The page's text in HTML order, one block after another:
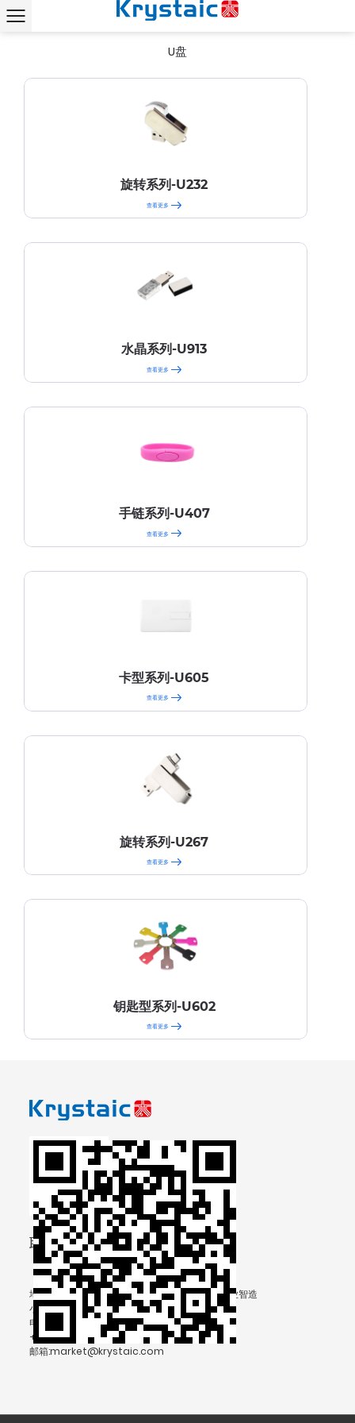
首页
U盘
旋转系列-U232
查看更多
水晶系列-U913
查看更多
手链系列-U407
查看更多
卡型系列-U605
查看更多
旋转系列-U267
查看更多
钥匙型系列-U602
查看更多
联系我们
地址：浙江省台州市温岭市泽国镇五里泾村（泵业智造
小镇工业区内）
电话: +86-13906567812(Shelly chen)
+86-0576-86430096
邮箱:market@krystaic.com